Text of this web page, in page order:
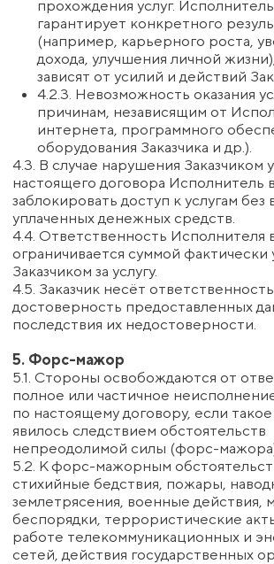
третьим лицам материалы Исполнителя;
публиковать материалы в открытом доступе;
использовать материалы в коммерческих целях
без письменного согласия Исполнителя.
8.4. Любое нарушение условий, предусмотренных
настоящим разделом, влечёт ответственность в
соответствии с законодательством Эстонской
Республики.
9. Разрешение споров
9.1. Все споры, разногласия или претензии,
возникающие в связи с исполнением настоящего
Договора, Стороны будут стремиться разрешить
путем переговоров и взаимных консультаций.
9.2. В случае невозможности урегулирования спора
путем переговоров, Заказчик вправе обратиться в
Комиссию по потребительским спорам
(Tarbijavaidluste komisjon) при Департаменте защиты
прав потребителей и технического надзора.
9.3. Если спор не может быть разрешён в
досудебном порядке, он подлежит рассмотрению в
компетентном суде Эстонской Республики по
месту нахождения Исполнителя.
10. Прочие условия
10.1. Заключая настоящий Договор, Заказчик
подтверждает, что ознакомлен с его условиями,
ответственность за использование полученных
услуг.
10.2. Исполнитель не гарантирует конкретных
результатов и не несет ответственности за
решения и действия Заказчика, принятые на основе
консультаций и информационных материалов.
10.3. Исполнитель оставляет за собой право
вносить изменения в условия настоящего Договора,
публикуя актуализированные версии на сайте
www.experimentum.eu.
10.4. Все уведомления и сообщения между
Сторонами направляются по контактным
электронным адресам, указанным в настоящем
Договоре.
10.5. Недействительность отдельного положения
настоящего Договора не влечет